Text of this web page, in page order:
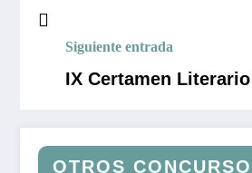
Siguiente entrada
IX Certamen
OTROS